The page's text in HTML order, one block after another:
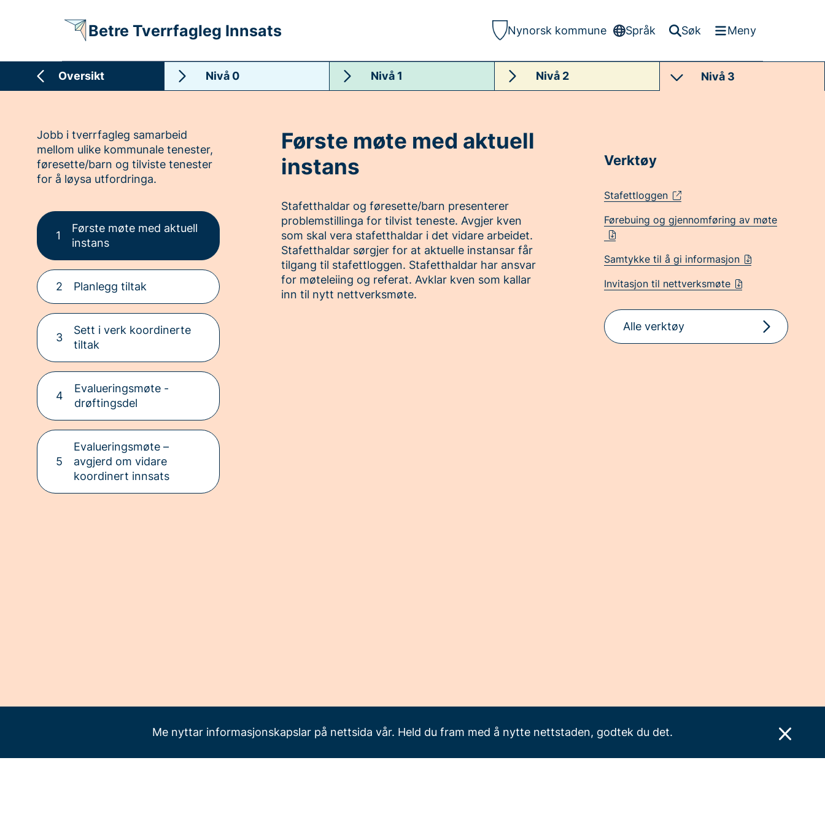
Betre Tverrfagleg Innsats Nynorsk kommune Språk Søk Meny
Oversikt Nivå 0 Nivå 1 Nivå 2 Nivå 3
Jobb i tverrfagleg samarbeid
mellom ulike kommunale tenester,
føresette/barn og tilviste tenester
for å løysa utfordringa.
1
Første møte med aktuell
instans
2 Planlegg tiltak
3
Sett i verk koordinerte
tiltak
4
Evalueringsmøte -
drøftingsdel
5
Evalueringsmøte –
avgjerd om vidare
koordinert innsats
Første møte med aktuell
instans
Stafetthaldar og føresette/barn presenterer
problemstillinga for tilvist teneste. Avgjer kven
som skal vera stafetthaldar i det vidare arbeidet.
Stafetthaldar sørgjer for at aktuelle instansar får
tilgang til stafettloggen. Stafetthaldar har ansvar
for møteleiing og referat. Avklar kven som kallar
inn til nytt nettverksmøte.
Verktøy
Stafettloggen
Førebuing og gjennomføring av møte
Samtykke til å gi informasjon
Invitasjon til nettverksmøte
Alle verktøy
Me nyttar informasjonskapslar på nettsida vår. Held du fram med å nytte nettstaden, godtek du det.